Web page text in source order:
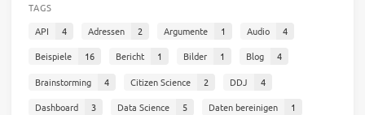
TAGS
API
4 Adressen 2 Argumente 1 Audio
4
Beispiele
16 Bericht 1 Bilder 1 Blog
4
Brainstorming
4 Citizen Science 2 DDJ
4
Dashboard
3 Data Science 5 Daten bereinigen
1